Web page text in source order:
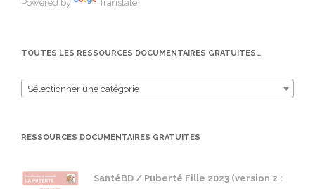
Powered by Translate
TOUTES LES RESSOURCES DOCUMENTAIRES GRATUITES…
Sélectionner une catégorie
RESSOURCES DOCUMENTAIRES GRATUITES
SantéBD / Puberté Fille 2023 (version 2 :